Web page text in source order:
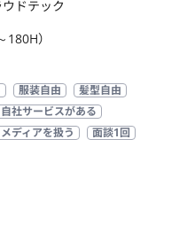
ドテック
）
服装自由
髪型自由
自社サービスがある
ディアを扱う 面談1回